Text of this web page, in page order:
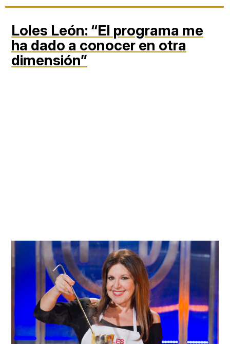
Loles León: “El programa me
ha dado a conocer en otra
dimensión”